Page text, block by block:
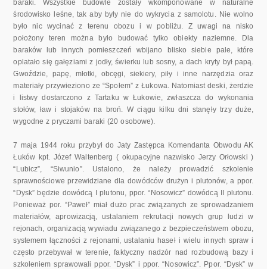
baraki. Wszystkie budowle zostały wkomponowane w naturalne
środowisko leśne, tak aby były nie do wykrycia z samolotu. Nie wolno
było nic wycinać z terenu obozu i w pobliżu. Z uwagi na nisko
położony teren można było budować tylko obiekty naziemne. Dla
baraków lub innych pomieszczeń wbijano blisko siebie pale, które
oplatało się gałęziami z jodły, świerku lub sosny, a dach kryty był papą.
Gwoździe, papę, młotki, obcęgi, siekiery, piły i inne narzędzia oraz
materiały przywieziono ze “Społem” z Łukowa. Natomiast deski, żerdzie
i listwy dostarczono z Tartaku w Łukowie, zwłaszcza do wykonania
stołów, ław i stojaków na broń. W ciągu kilku dni stanęły trzy duże,
wygodne z pryczami baraki (20 osobowe).
7 maja 1944 roku przybył do Jaty Zastępca Komendanta Obwodu AK
Łuków kpt. Józef Waltenberg ( okupacyjne nazwisko Jerzy Orłowski )
“Lubicz”, “Siwunio”. Ustalono, że należy prowadzić szkolenie
sprawnościowe przewidziane dla dowódców drużyn i plutonów, a ppor.
“Dysk” będzie dowódcą I plutonu, ppor. “Nosowicz” dowódcą II plutonu.
Ponieważ por. “Paweł” miał dużo prac związanych ze sprowadzaniem
materiałów, aprowizacją, ustalaniem rekrutacji nowych grup ludzi w
rejonach, organizacją wywiadu związanego z bezpieczeństwem obozu,
systemem łączności z rejonami, ustalaniu haseł i wielu innych spraw i
często przebywał w terenie, faktyczny nadzór nad rozbudową bazy i
szkoleniem sprawowali ppor. “Dysk” i ppor. “Nosowicz”. Ppor. “Dysk” w